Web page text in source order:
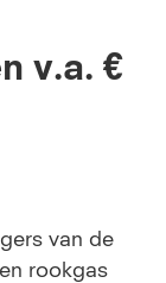
v.a. €
van de
rookgas